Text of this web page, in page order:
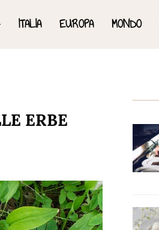
ITALIA EUROPA MONDO
ERBE